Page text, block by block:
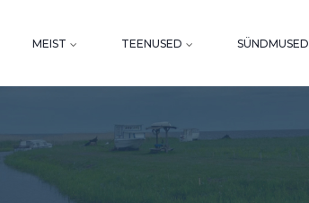
MEIST TEENUSED SÜNDMUSED